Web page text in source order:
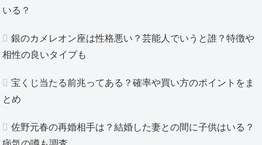
いる？
銀のカメレオン座は性格悪い？芸能人でいうと誰？特徴や
相性の良いタイプも
宝くじ当たる前兆ってある？確率や買い方のポイントをま
とめ
佐野元春の再婚相手は？結婚した妻との間に子供はいる？